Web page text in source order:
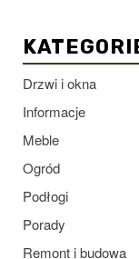
Drzwi i okna
Informacje
Meble
Ogród
Podłogi
Porady
Remont i budowa